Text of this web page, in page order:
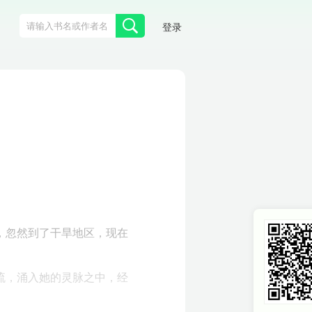
登录
忽然到了干旱地区，现在
，涌入她的灵脉之中，经